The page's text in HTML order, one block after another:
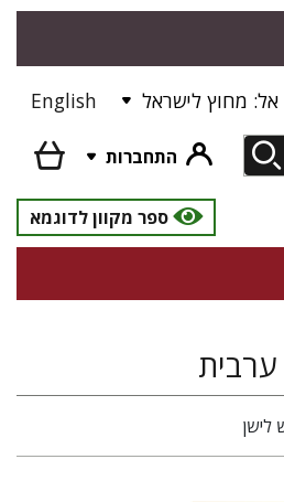
מחוץ לישראל English
התחברות
ספר מקוון לדוגמא
ערבית
לישן